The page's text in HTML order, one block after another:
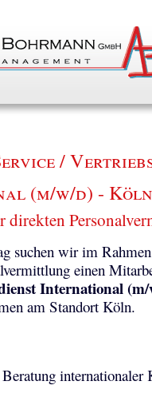
/
(m/w/d) - Köln
direkten
suchen wir im
einen
International
am Standort Köln.
internationaler